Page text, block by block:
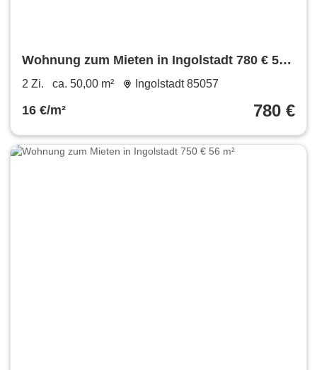
Wohnung zum Mieten in Ingolstadt 780 € 50
m²
2 Zi. ca. 50,00 m² Ingolstadt 85057
16 €/m² 780 €